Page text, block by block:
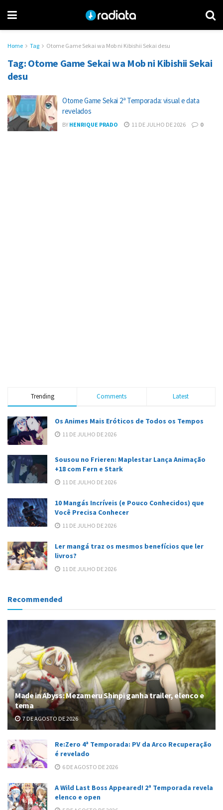
Home Tag Otome Game Sekai wa Mob ni Kibishii Sekai desu
Tag: Otome Game Sekai wa Mob ni Kibishii Sekai
desu
Otome Game Sekai 2ª Temporada: visual e data
revelados
BY HENRIQUE PRADO 11 DE JULHO DE 2026 0
Trending Comments Latest
Os Animes Mais Eróticos de Todos os Tempos
11 DE JULHO DE 2026
Sousou no Frieren: Maplestar Lança Animação
+18 com Fern e Stark
11 DE JULHO DE 2026
10 Mangás Incríveis (e Pouco Conhecidos) que
Você Precisa Conhecer
11 DE JULHO DE 2026
Ler mangá traz os mesmos benefícios que ler
livros?
11 DE JULHO DE 2026
Recommended
Made in Abyss: Mezameru Shinpi ganha trailer, elenco e
tema
7 DE AGOSTO DE 2026
Re:Zero 4ª Temporada: PV da Arco Recuperação
é revelado
6 DE AGOSTO DE 2026
A Wild Last Boss Appeared! 2ª Temporada revela
elenco e open